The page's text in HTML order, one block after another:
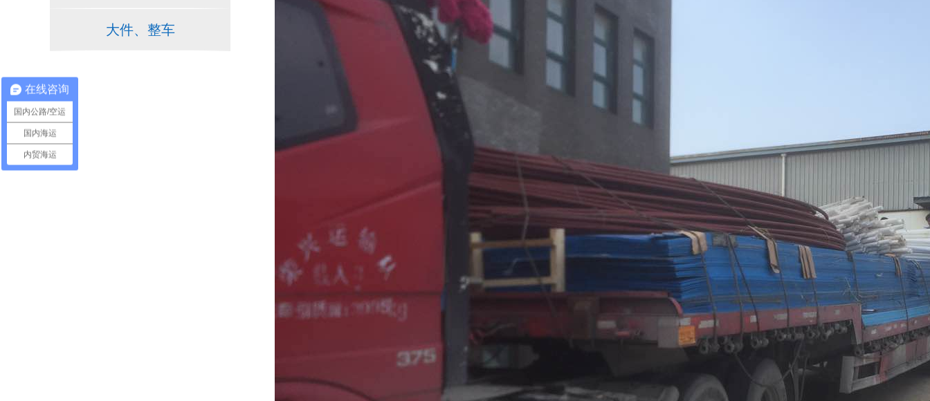
大件、整车
在线咨询
国内公路/空运
国内海运
内贸海运